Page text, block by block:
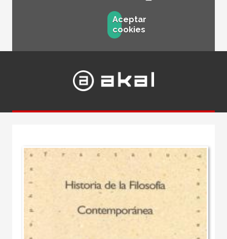
Aceptar
cookies